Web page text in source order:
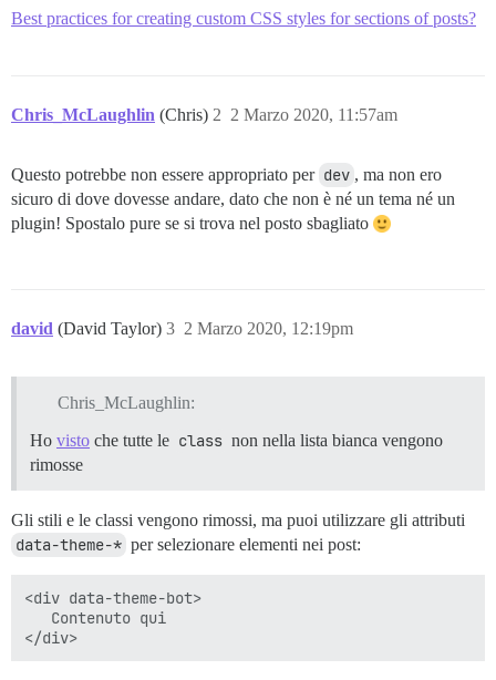
Best practices for creating custom CSS styles for sections of posts?
Chris_McLaughlin (Chris) 2 Marzo 2020, 11:57am
2
Questo potrebbe non essere appropriato per dev , ma non ero
sicuro di dove dovesse andare, dato che non è né un tema né un
plugin! Spostalo pure se si trova nel posto sbagliato
david (David Taylor) 2 Marzo 2020, 12:19pm
3
Chris_McLaughlin:
Ho visto che tutte le class non nella lista bianca vengono
rimosse
Gli stili e le classi vengono rimossi, ma puoi utilizzare gli attributi
data-theme-* per selezionare elementi nei post:
<div data-theme-bot>
   Contenuto qui